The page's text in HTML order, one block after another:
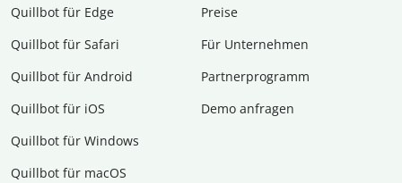
Quillbot für Edge
Quillbot für Safari
Quillbot für Android
Quillbot für iOS
Quillbot für Windows
Quillbot für macOS
Preise
Für Unternehmen
Partnerprogramm
Demo anfragen